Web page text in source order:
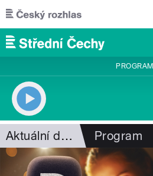
Přejít k hlavnímu obsahu
PROGRAM
Aktuální dění Program